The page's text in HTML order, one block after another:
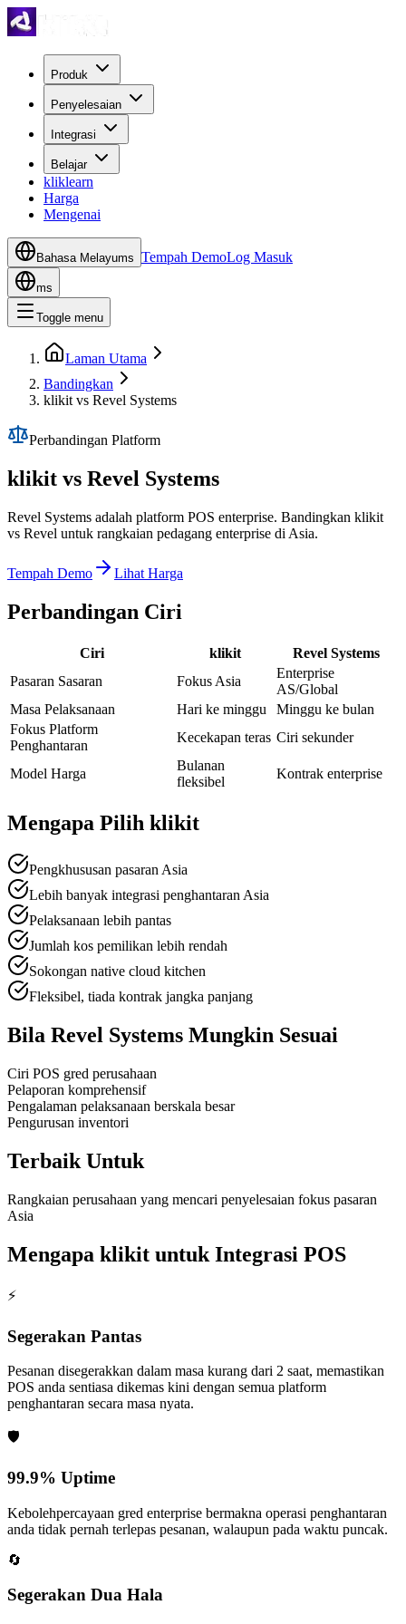
Produk
Penyelesaian
Integrasi
Belajar
kliklearn
Harga
Mengenai
Bahasa Melayums Tempah DemoLog Masuk
ms
Toggle menu
Laman Utama
Bandingkan
klikit vs Revel Systems
Perbandingan Platform
klikit vs Revel Systems
Revel Systems adalah platform POS enterprise. Bandingkan klikit
vs Revel untuk rangkaian pedagang enterprise di Asia.
Tempah Demo Lihat Harga
Perbandingan Ciri
Ciri klikit
Revel Systems
Pasaran Sasaran
Fokus Asia
Enterprise
AS/Global
Masa Pelaksanaan
Hari ke minggu
Minggu ke bulan
Fokus Platform
Penghantaran
Kecekapan teras Ciri sekunder
Model Harga
Bulanan
fleksibel
Kontrak enterprise
Mengapa Pilih klikit
Pengkhususan pasaran Asia
Lebih banyak integrasi penghantaran Asia
Pelaksanaan lebih pantas
Jumlah kos pemilikan lebih rendah
Sokongan native cloud kitchen
Fleksibel, tiada kontrak jangka panjang
Bila Revel Systems Mungkin Sesuai
Ciri POS gred perusahaan
Pelaporan komprehensif
Pengalaman pelaksanaan berskala besar
Pengurusan inventori
Terbaik Untuk
Rangkaian perusahaan yang mencari penyelesaian fokus pasaran
Asia
Mengapa klikit untuk Integrasi POS
⚡
Segerakan Pantas
Pesanan disegerakkan dalam masa kurang dari 2 saat, memastikan
POS anda sentiasa dikemas kini dengan semua platform
penghantaran secara masa nyata.
🛡️
99.9% Uptime
Kebolehpercayaan gred enterprise bermakna operasi penghantaran
anda tidak pernah terlepas pesanan, walaupun pada waktu puncak.
🔄
Segerakan Dua Hala